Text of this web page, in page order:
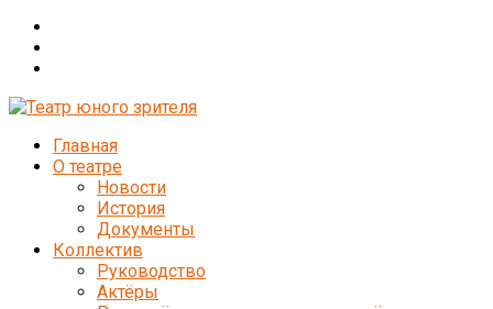
Главная
О театре
Новости
История
Документы
Коллектив
Руководство
Актёры